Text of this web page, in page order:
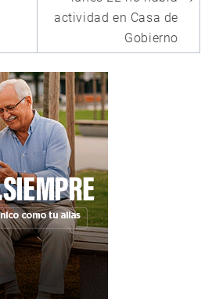
actividad en Casa de
Gobierno